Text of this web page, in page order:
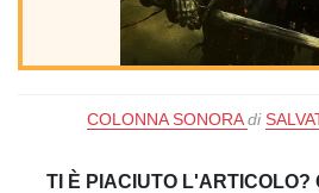
COLONNA SONORA di
TI È PIACIUTO L'ARTICOLO?